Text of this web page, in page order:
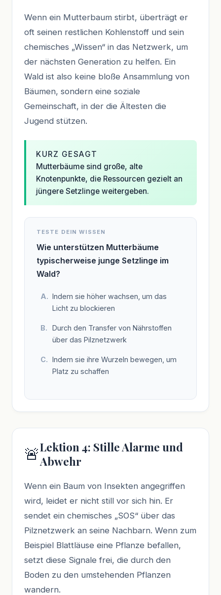
Wenn ein Mutterbaum stirbt, überträgt er
oft seinen restlichen Kohlenstoff und sein
chemisches „Wissen“ in das Netzwerk, um
der nächsten Generation zu helfen. Ein
Wald ist also keine bloße Ansammlung von
Bäumen, sondern eine soziale
Gemeinschaft, in der die Ältesten die
Jugend stützen.
KURZ GESAGT
Mutterbäume sind große, alte
Knotenpunkte, die Ressourcen gezielt an
jüngere Setzlinge weitergeben.
TESTE DEIN WISSEN
Wie unterstützen Mutterbäume
typischerweise junge Setzlinge im
Wald?
Indem sie höher wachsen, um das
Licht zu blockieren
Durch den Transfer von Nährstoffen
über das Pilznetzwerk
Indem sie ihre Wurzeln bewegen, um
Platz zu schaffen
🚨Lektion 4: Stille Alarme und
Abwehr
Wenn ein Baum von Insekten angegriffen
wird, leidet er nicht still vor sich hin. Er
sendet ein chemisches „SOS“ über das
Pilznetzwerk an seine Nachbarn. Wenn zum
Beispiel Blattläuse eine Pflanze befallen,
setzt diese Signale frei, die durch den
Boden zu den umstehenden Pflanzen
wandern.